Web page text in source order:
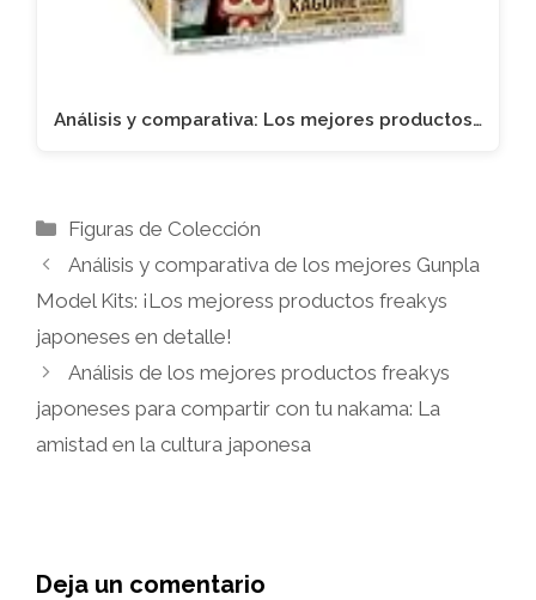
Análisis y comparativa: Los mejores productos…
Categorías
Figuras de Colección
Análisis y comparativa de los mejores Gunpla
Model Kits: ¡Los mejoress productos freakys
japoneses en detalle!
Análisis de los mejores productos freakys
japoneses para compartir con tu nakama: La
amistad en la cultura japonesa
Deja un comentario